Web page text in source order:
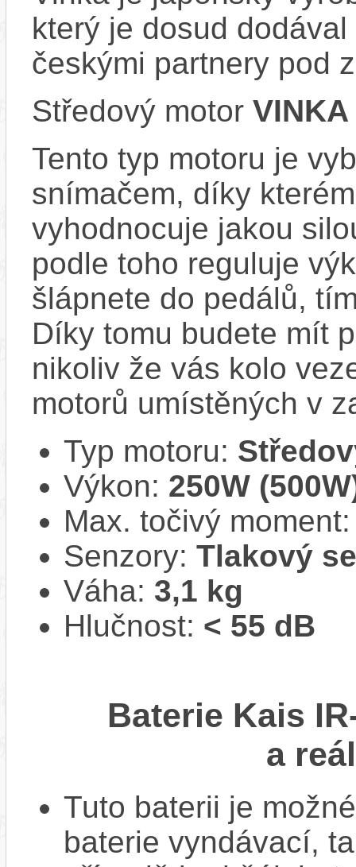
který je dosud
českými partnery pod
Středový motor
Tento typ motoru je
snímačem, díky
vyhodnocuje jakou
podle toho reguluje
šlápnete do pedálů,
Díky tomu budete mít
nikoliv že vás kolo
motorů umístěných v
Typ motoru:
Výkon: 250W
Max. točivý
Senzory: Tlakový
Váha: 3,1 kg
Hlučnost: < 55 dB
Baterie Kais
a
Tuto baterii je
baterie vyndávací,